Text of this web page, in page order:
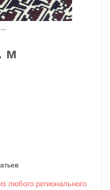
м
любого регионального